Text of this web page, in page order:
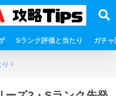
Sランク評価と当たり ガチ